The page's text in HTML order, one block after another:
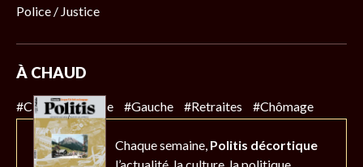
Police / Justice
À CHAUD
#Climat #Police #Gauche #Retraites #Chômage
Chaque semaine, Politis décortique